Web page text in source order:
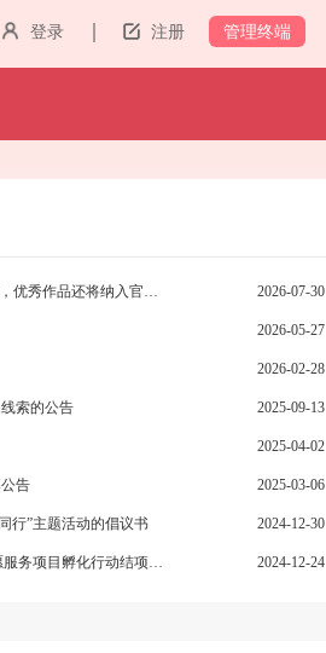
登录 注册 管理终端
聚焦13大主题，“明德传礼”公益广告征集启动，优秀作品还将纳入官方作品库 2026-07-30
2026-05-27
2026-02-28
索的公告 2025-09-13
2025-04-02
告 2025-03-06
行”主题活动的倡议书 2024-12-30
湖南省第三期“四季同行·雷锋家乡学雷锋”志愿服务项目孵化行动结项评审结果公示 2024-12-24